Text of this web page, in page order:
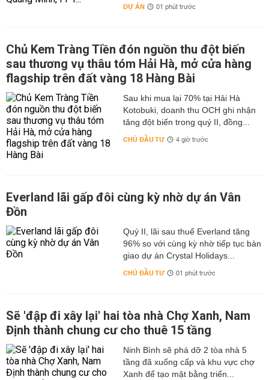
DỰ ÁN 01 phút trước
Chủ Kem Tràng Tiền đón nguồn thu đột biến
sau thương vụ thâu tóm Hải Hà, mở cửa hàng
flagship trên đất vàng 18 Hàng Bài
Sau khi mua lại 70% tại Hải Hà
Kotobuki, doanh thu OCH ghi nhận
tăng đột biến trong quý II, đồng...
CHỦ ĐẦU TƯ 4 giờ trước
Everland lãi gấp đôi cùng kỳ nhờ dự án Vân
Đồn
Quý II, lãi sau thuế Everland tăng
96% so với cùng kỳ nhờ tiếp tục bàn
giao dự án Crystal Holidays...
CHỦ ĐẦU TƯ 01 phút trước
Sẽ 'đập đi xây lại' hai tòa nhà Chợ Xanh, Nam
Định thành chung cư cho thuê 15 tầng
Ninh Bình sẽ phá dỡ 2 tòa nhà 5
tầng đã xuống cấp và khu vực chợ
Xanh để tạo mặt bằng triển...